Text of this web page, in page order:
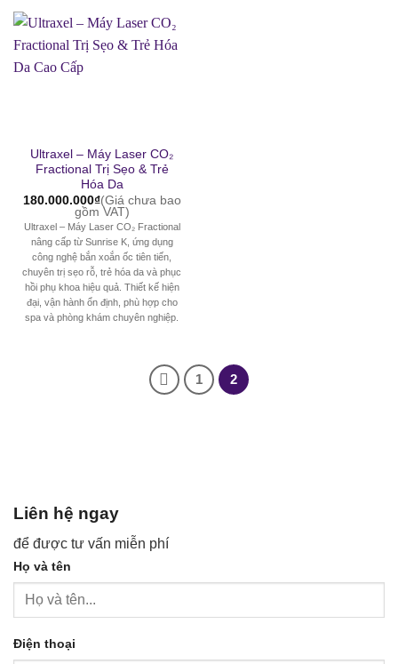
Ultraxel – Máy Laser CO₂
Fractional Trị Sẹo & Trẻ
Hóa Da
180.000.000₫(Giá chưa bao
gồm VAT)
Ultraxel – Máy Laser CO₂ Fractional
nâng cấp từ Sunrise K, ứng dụng
công nghệ bắn xoắn ốc tiên tiến,
chuyên trị sẹo rỗ, trẻ hóa da và phục
hồi phụ khoa hiệu quả. Thiết kế hiện
đại, vận hành ổn định, phù hợp cho
spa và phòng khám chuyên nghiệp.
1 2
Liên hệ ngay
để được tư vấn miễn phí
Họ và tên
Điện thoại